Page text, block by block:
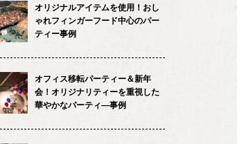
オリジナルアイテムを使用！おし
ゃれフィンガーフード中心のパー
ティー事例
オフィス移転パーティー＆新年
会！オリジナリティーを重視した
華やかなパーティ―事例